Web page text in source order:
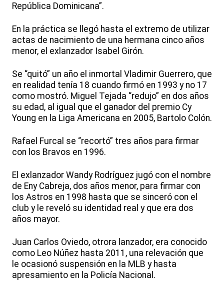
República Dominicana”.
En la práctica se llegó hasta el extremo de utilizar
actas de nacimiento de una hermana cinco años
menor, el exlanzador Isabel Girón.
Se “quitó” un año el inmortal Vladimir Guerrero, que
en realidad tenía 18 cuando firmó en 1993 y no 17
como mostró. Miguel Tejada “redujo” en dos años
su edad, al igual que el ganador del premio Cy
Young en la Liga Americana en 2005, Bartolo Colón.
Rafael Furcal se “recortó” tres años para firmar
con los Bravos en 1996.
El exlanzador Wandy Rodríguez jugó con el nombre
de Eny Cabreja, dos años menor, para firmar con
los Astros en 1998 hasta que se sinceró con el
club y le reveló su identidad real y que era dos
años mayor.
Juan Carlos Oviedo, otrora lanzador, era conocido
como Leo Núñez hasta 2011, una relevación que
le ocasionó suspensión en la MLB y hasta
apresamiento en la Policía Nacional.